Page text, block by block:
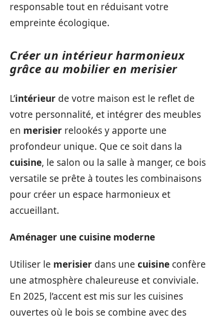
responsable tout en réduisant votre
empreinte écologique.
Créer un intérieur harmonieux
grâce au mobilier en merisier
L’intérieur de votre maison est le reflet de
votre personnalité, et intégrer des meubles
en merisier relookés y apporte une
profondeur unique. Que ce soit dans la
cuisine, le salon ou la salle à manger, ce bois
versatile se prête à toutes les combinaisons
pour créer un espace harmonieux et
accueillant.
Aménager une cuisine moderne
Utiliser le merisier dans une cuisine confère
une atmosphère chaleureuse et conviviale.
En 2025, l’accent est mis sur les cuisines
ouvertes où le bois se combine avec des